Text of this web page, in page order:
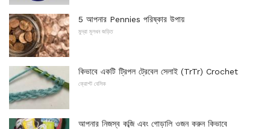
5 আপনার Pennies পরিষ্কার উপায়
মুদ্রা মূলধন জড়িত
কিভাবে একটি ট্রিপল ট্রেবেল সেলাই (TrTr) Crochet
ক্রোশ্ট বেসিক
আপনার নিজস্ব কব্জি এবং গোড়ালি ওজন করুন কিভাবে